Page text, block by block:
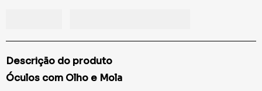
Descrição do produto
Óculos com Olho e Mola